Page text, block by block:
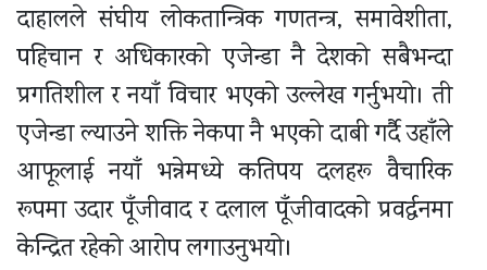
दाहालले संघीय लोकतान्त्रिक गणतन्त्र, समावेशीता,
पहिचान र अधिकारको एजेन्डा नै देशको सबैभन्दा
प्रगतिशील र नयाँ विचार भएको उल्लेख गर्नुभयो। ती
एजेन्डा ल्याउने शक्ति नेकपा नै भएको दाबी गर्दै उहाँले
आफूलाई नयाँ भन्नेमध्ये कतिपय दलहरू वैचारिक
रूपमा उदार पूँजीवाद र दलाल पूँजीवादको प्रवर्द्धनमा
केन्द्रित रहेको आरोप लगाउनुभयो।